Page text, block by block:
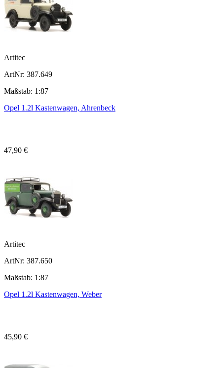
Artitec
ArtNr: 387.649
Maßstab: 1:87
Opel 1.2l Kastenwagen, Ahrenbeck
47,90 €
Artitec
ArtNr: 387.650
Maßstab: 1:87
Opel 1.2l Kastenwagen, Weber
45,90 €